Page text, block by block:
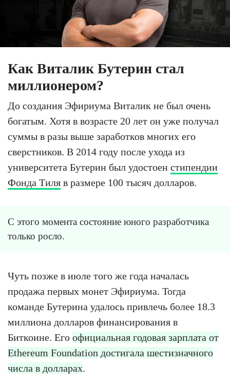
Как Виталик Бутерин стал
миллионером?
До создания Эфириума Виталик не был очень
богатым. Хотя в возрасте 20 лет он уже получал
суммы в разы выше заработков многих его
сверстников. В 2014 году после ухода из
университета Бутерин был удостоен стипендии
Фонда Тиля в размере 100 тысяч долларов.
С этого момента состояние юного разработчика
только росло.
Чуть позже в июле того же года началась
продажа первых монет Эфириума. Тогда
команде Бутерина удалось привлечь более 18.3
миллиона долларов финансирования в
Биткоине. Его официальная годовая зарплата от
Ethereum Foundation достигала шестизначного
числа в долларах.